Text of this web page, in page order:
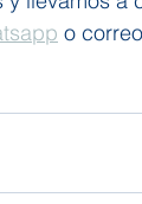
o